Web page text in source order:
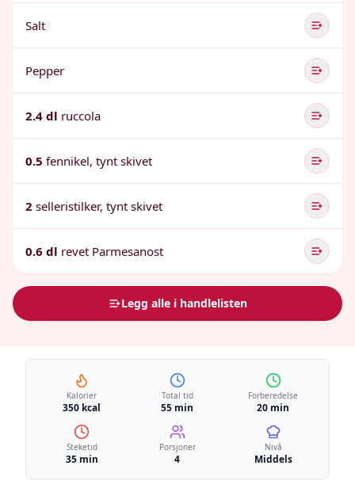
Salt
Pepper
2.4 dl ruccola
0.5 fennikel, tynt skivet
2 selleristilker, tynt skivet
0.6 dl revet Parmesanost
Legg alle i handlelisten
Kalorier
350 kcal
Total tid
55 min
Forberedelse
20 min
Steketid
35 min
Porsjoner
4
Nivå
Middels